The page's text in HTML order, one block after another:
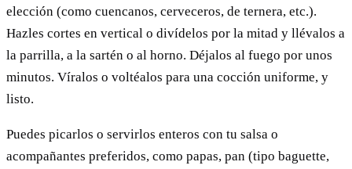
elección (como cuencanos, cerveceros, de ternera, etc.).
Hazles cortes en vertical o divídelos por la mitad y llévalos a
la parrilla, a la sartén o al horno. Déjalos al fuego por unos
minutos. Víralos o voltéalos para una cocción uniforme, y
listo.
Puedes picarlos o servirlos enteros con tu salsa o
acompañantes preferidos, como papas, pan (tipo baguette,